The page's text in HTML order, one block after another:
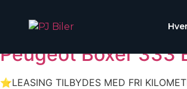
Model: Boxer
Peugeot Boxer 333
⭐LEASING TILBYDES MED FRI